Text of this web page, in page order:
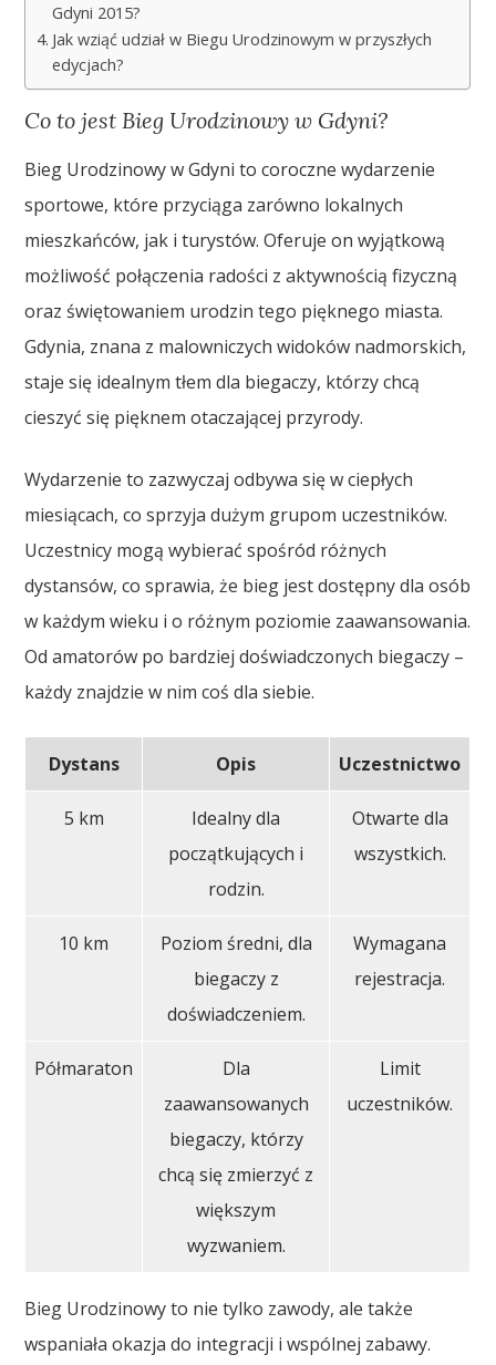
Gdyni 2015?
Jak wziąć udział w Biegu Urodzinowym w przyszłych
edycjach?
Co to jest Bieg Urodzinowy w Gdyni?
Bieg Urodzinowy w Gdyni to coroczne wydarzenie
sportowe, które przyciąga zarówno lokalnych
mieszkańców, jak i turystów. Oferuje on wyjątkową
możliwość połączenia radości z aktywnością fizyczną
oraz świętowaniem urodzin tego pięknego miasta.
Gdynia, znana z malowniczych widoków nadmorskich,
staje się idealnym tłem dla biegaczy, którzy chcą
cieszyć się pięknem otaczającej przyrody.
Wydarzenie to zazwyczaj odbywa się w ciepłych
miesiącach, co sprzyja dużym grupom uczestników.
Uczestnicy mogą wybierać spośród różnych
dystansów, co sprawia, że bieg jest dostępny dla osób
w każdym wieku i o różnym poziomie zaawansowania.
Od amatorów po bardziej doświadczonych biegaczy –
każdy znajdzie w nim coś dla siebie.
Dystans Opis Uczestnictwo
5 km
Idealny dla
początkujących i
rodzin.
Otwarte dla
wszystkich.
10 km
Poziom średni, dla
biegaczy z
doświadczeniem.
Wymagana
rejestracja.
Półmaraton
Dla
zaawansowanych
biegaczy, którzy
chcą się zmierzyć z
większym
wyzwaniem.
Limit
uczestników.
Bieg Urodzinowy to nie tylko zawody, ale także
wspaniała okazja do integracji i wspólnej zabawy.